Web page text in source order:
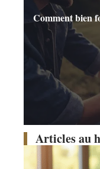
Comment bien
Articles au